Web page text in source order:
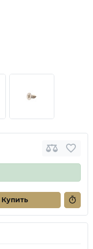
Купить